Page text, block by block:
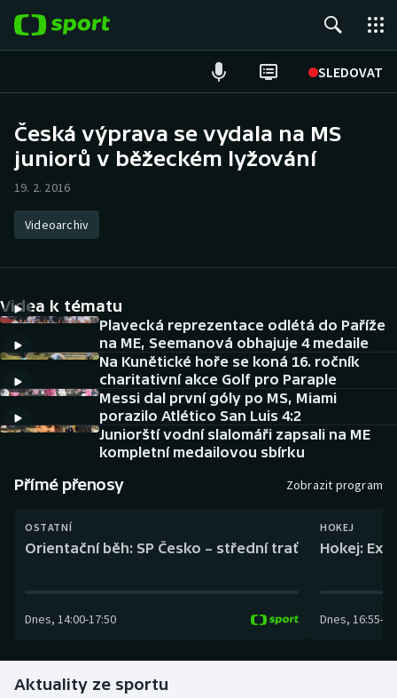
SLEDOVAT
Hokej
Atletika
DALŠÍ SPORTY
Americký fotbal
Baseball a softbal
Biatlon
Boby a skeleton
Curling
Dostihy
NEPŘEHLÉDNĚTE
Historické návraty
Aplikace ČT sport
AZ kvíz
Česká výprava se vydala na MS
juniorů v běžeckém lyžování
19. 2. 2016
Videoarchiv
Videa k tématu
Plavecká reprezentace odlétá do Paříže
na ME, Seemanová obhajuje 4 medaile
Na Kunětické hoře se koná 16. ročník
charitativní akce Golf pro Paraple
Messi dal první góly po MS, Miami
porazilo Atlético San Luis 4:2
Juniorští vodní slalomáři zapsali na ME
kompletní medailovou sbírku
Přímé přenosy Zobrazit program
OSTATNÍ
Orientační běh: SP Česko – střední trať
Dnes, 14:00-17:50
HOKEJ
Hokej:
Dnes, 16:55-
Aktuality ze sportu